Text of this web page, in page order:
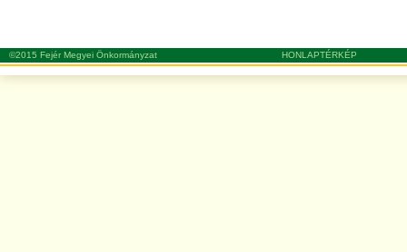
©2015 Fejér Megyei Önkormányzat HONLAPTÉRKÉP